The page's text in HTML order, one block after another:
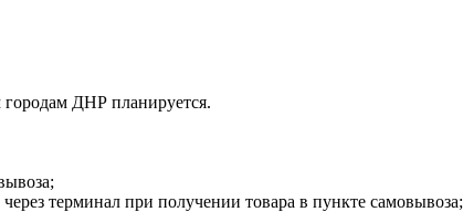
ДНР планируется.
терминал при получении товара в пункте самовывоза;